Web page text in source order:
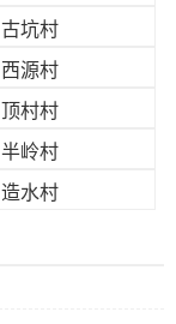
古坑村
西源村
顶村村
半岭村
造水村